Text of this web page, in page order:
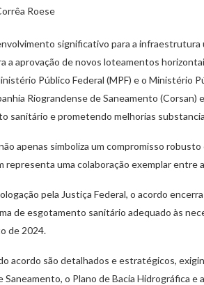
Roese
significativo para a infraestrutura
a aprovação de novos loteamentos
Público Federal (MPF) e o Ministério
Riograndense de Saneamento
sanitário e prometendo melhorias
apenas simboliza um compromisso
representa uma colaboração exemplar
pela Justiça Federal, o acordo
de esgotamento sanitário adequado às
de 2024.
acordo são detalhados e estratégicos,
Saneamento, o Plano de Bacia Hidrográfica